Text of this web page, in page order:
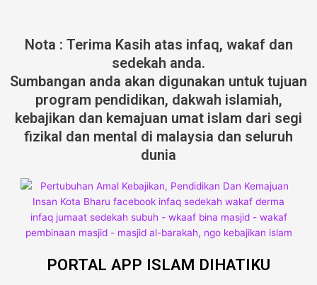
Nota : Terima Kasih atas infaq, wakaf dan
sedekah anda.
Sumbangan anda akan digunakan untuk tujuan
program pendidikan, dakwah islamiah,
kebajikan dan kemajuan umat islam dari segi
fizikal dan mental di malaysia dan seluruh
dunia
PORTAL APP ISLAM DIHATIKU